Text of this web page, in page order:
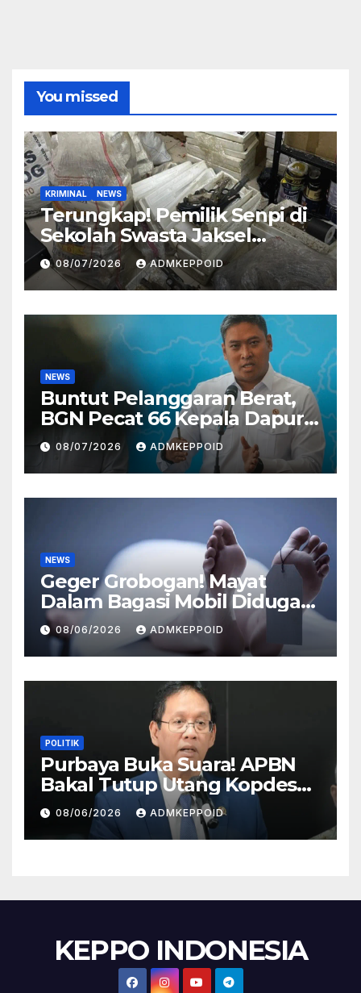
You missed
KRIMINAL NEWS
Terungkap! Pemilik Senpi di
Sekolah Swasta Jaksel
Ternyata Direktur
Perusahaan Airsoft Gun
Impor
08/07/2026 ADMKEPPOID
NEWS
Buntut Pelanggaran Berat,
BGN Pecat 66 Kepala Dapur
MBG dan Ungkap Alasannya
08/07/2026 ADMKEPPOID
NEWS
Geger Grobogan! Mayat
Dalam Bagasi Mobil Diduga
Terkait Hilangnya Bos Konter
HP
08/06/2026 ADMKEPPOID
POLITIK
Purbaya Buka Suara! APBN
Bakal Tutup Utang Kopdes
Rp 240 Triliun, Cicilan Rp 40
Triliun per Tahun
08/06/2026 ADMKEPPOID
KEPPO INDONESIA